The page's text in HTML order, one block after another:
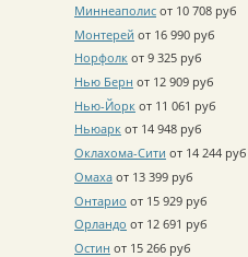
Миннеаполис от 10 708 руб
Монтерей от 16 990 руб
Норфолк от 9 325 руб
Нью Берн от 12 909 руб
Нью-Йорк от 11 061 руб
Ньюарк от 14 948 руб
Оклахома-Сити от 14 244 руб
Омаха от 13 399 руб
Онтарио от 15 929 руб
Орландо от 12 691 руб
Остин от 15 266 руб